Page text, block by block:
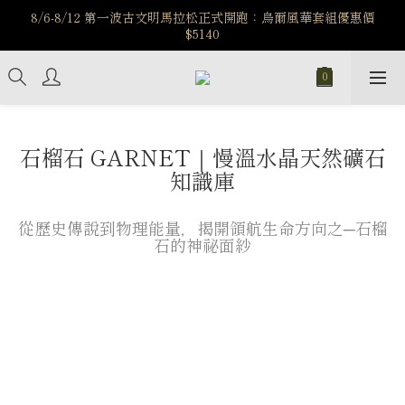
️8/6-8/12 第一波古文明馬拉松正式開跑：烏爾風華套組優惠價
$5140
️8/6-8/12 第一波古文明馬拉松正式開跑：烏爾風華套組優惠價
$5140
7/15-8/25 神秘星象學系列｜獅子座時區 項鍊 X 戒指 X 手鍊 享福
利
️8/6-8/12 第一波古文明馬拉松正式開跑：烏爾風華套組優惠價
$5140
石榴石 GARNET｜慢溫水晶天然礦石
知識庫
從歷史傳說到物理能量，揭開領航生命方向之─石榴
石的神祕面紗